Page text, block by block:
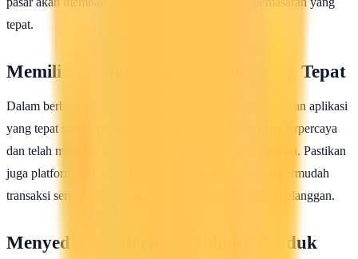
tepat.
Memilih Platform dan Aplikasi yang Tepat
Dalam berbisnis pulsa di era digital, pemilihan platform dan aplikasi
yang tepat sangat penting. Pilihlah provider pulsa yang terpercaya
dan telah memiliki pengalaman yang baik dalam bisnis ini. Pastikan
juga platform dan aplikasi yang digunakan dapat mempermudah
transaksi serta memberikan layanan yang baik kepada pelanggan.
Menyediakan Berbagai Pilihan Produk